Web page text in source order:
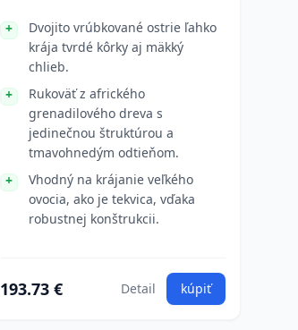
Dvojito vrúbkované ostrie ľahko
krája tvrdé kôrky aj mäkký
chlieb.
Rukoväť z afrického
grenadilového dreva s
jedinečnou štruktúrou a
tmavohnedým odtieňom.
Vhodný na krájanie veľkého
ovocia, ako je tekvica, vďaka
robustnej konštrukcii.
193.73 € Detail kúpiť